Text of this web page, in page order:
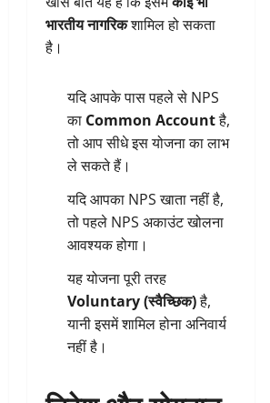
भारतीय नागरिकशामिल हो सकता
है।
यदि आपके पास पहले से NPS
का Common Accountहै,
तो आप सीधे इस योजना का लाभ
ले सकते हैं।
यदि आपका NPS खाता नहीं है,
तो पहले NPS अकाउंट खोलना
आवश्यक होगा।
यह योजना पूरी तरह
Voluntary (स्वैच्छिक)है,
यानी इसमें शामिल होना अनिवार्य
नहीं है।